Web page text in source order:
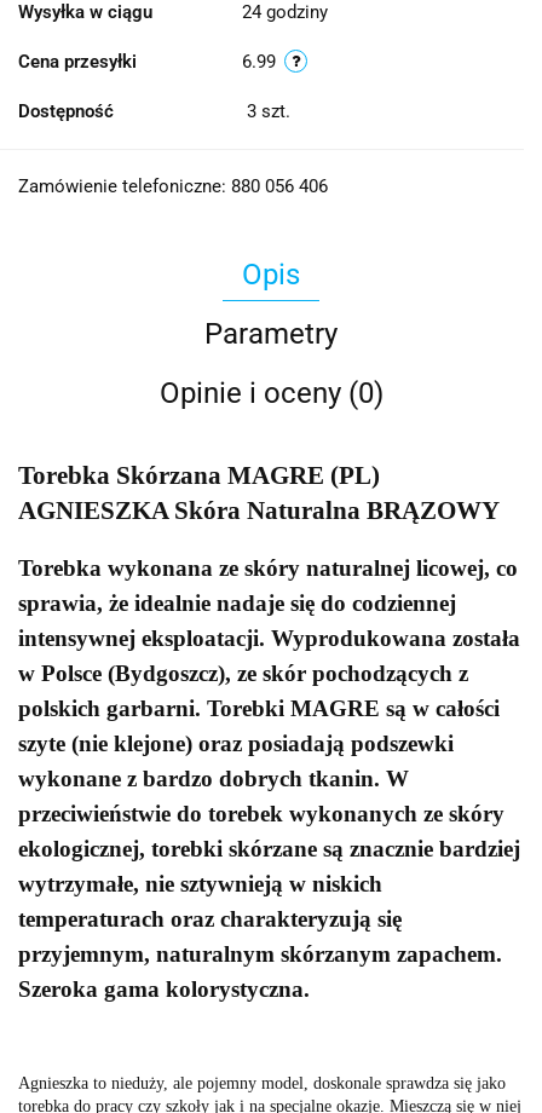
Wysyłka w ciągu 24 godziny
Cena przesyłki 6.99
Dostępność 3 szt.
Zamówienie telefoniczne: 880 056 406
Opis
Parametry
Opinie i oceny (0)
Torebka Skórzana MAGRE (PL)
AGNIESZKA Skóra Naturalna BRĄZOWY
Torebka wykonana ze skóry naturalnej licowej, co
sprawia, że idealnie nadaje się do codziennej
intensywnej eksploatacji. Wyprodukowana została
w Polsce (Bydgoszcz), ze skór pochodzących z
polskich garbarni. Torebki MAGRE są w całości
szyte (nie klejone) oraz posiadają podszewki
wykonane z bardzo dobrych tkanin. W
przeciwieństwie do torebek wykonanych ze skóry
ekologicznej, torebki skórzane są znacznie bardziej
wytrzymałe, nie sztywnieją w niskich
temperaturach oraz charakteryzują się
przyjemnym, naturalnym skórzanym zapachem.
Szeroka gama kolorystyczna.
Agnieszka to nieduży, ale pojemny model, doskonale sprawdza się jako
torebka do pracy czy szkoły jak i na specjalne okazje. Mieszczą się w niej